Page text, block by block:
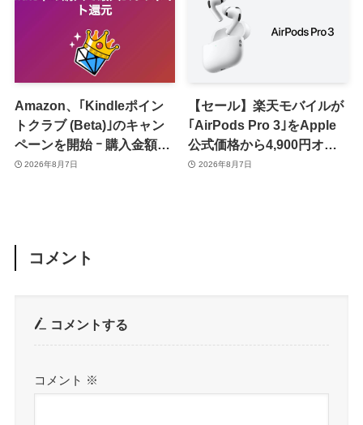
Amazon、｢Kindleポイン
トクラブ (Beta)｣のキャン
ペーンを開始 ｰ 購入金額に
応じて来月のポイント還元
2026年8月7日
【セール】楽天モバイルが
｢AirPods Pro 3｣をApple
公式価格から4,900円オフ
で販売中
2026年8月7日
コメント
コメントする
コメント ※